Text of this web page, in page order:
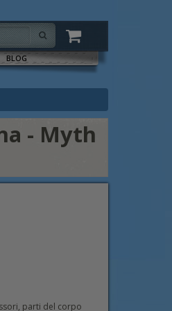
BLOG
- Myth
parti del corpo